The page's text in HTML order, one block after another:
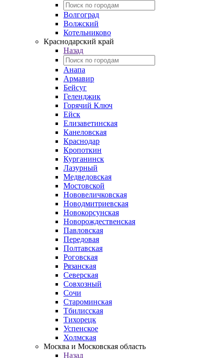
Волгоград
Волжский
Котельниково
Краснодарский край
Назад
Анапа
Армавир
Бейсуг
Геленджик
Горячий Ключ
Ейск
Елизаветинская
Канеловская
Краснодар
Кропоткин
Курганинск
Лазурный
Медведовская
Мостовской
Нововеличковская
Новодмитриевская
Новокорсунская
Новорождественская
Павловская
Передовая
Полтавская
Роговская
Рязанская
Северская
Совхозный
Сочи
Староминская
Тбилисская
Тихорецк
Успенское
Холмская
Москва и Московская область
Назад